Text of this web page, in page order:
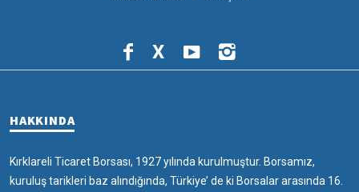
X
HAKKINDA
Kırklareli Ticaret Borsası, 1927 yılında kurulmuştur. Borsamız,
kuruluş tarikleri baz alındığında, Türkiye’ de ki Borsalar arasında 16.